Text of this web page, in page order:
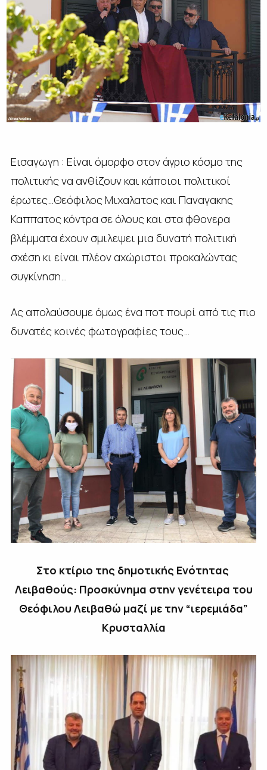
Εισαγωγη : Είναι όμορφο στον άγριο κόσμο της
πολιτικής να ανθίζουν και κάποιοι πολιτικοί
έρωτες…Θεόφιλος Μιχαλατος και Παναγακης
Καππατος κόντρα σε όλους και στα φθονερα
βλέμματα έχουν σμιλεψει μια δυνατή πολιτική
σχέση κι είναι πλέον αχώριστοι προκαλώντας
συγκίνηση…
Ας απολαύσουμε όμως ένα ποτ πουρί από τις πιο
δυνατές κοινές φωτογραφίες τους…
Στο κτίριο της δημοτικής Ενότητας
Λειβαθούς: Προσκύνημα στην γενέτειρα του
Θεόφιλου Λειβαθώ μαζί με την “ιερεμιάδα”
Κρυσταλλία